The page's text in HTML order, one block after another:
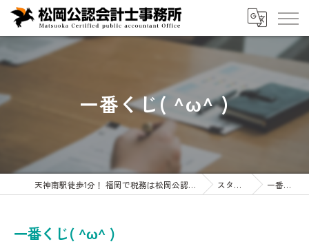
一番くじ( ^ω^ )
天神南駅徒歩1分！ 福岡で税務は松岡公認会計士事務所へ 企業・会計・税務・相続専門 スタッフブログ 一番くじ( ^ω^ )
一番くじ( ^ω^ )